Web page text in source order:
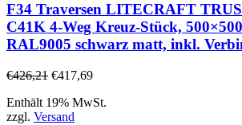
F34 Traversen LITECRAFT
C41K 4-Weg Kreuz-Stück,
RAL9005 schwarz matt, inkl.
€426,21 €417,69
Enthält 19% MwSt.
zzgl. Versand